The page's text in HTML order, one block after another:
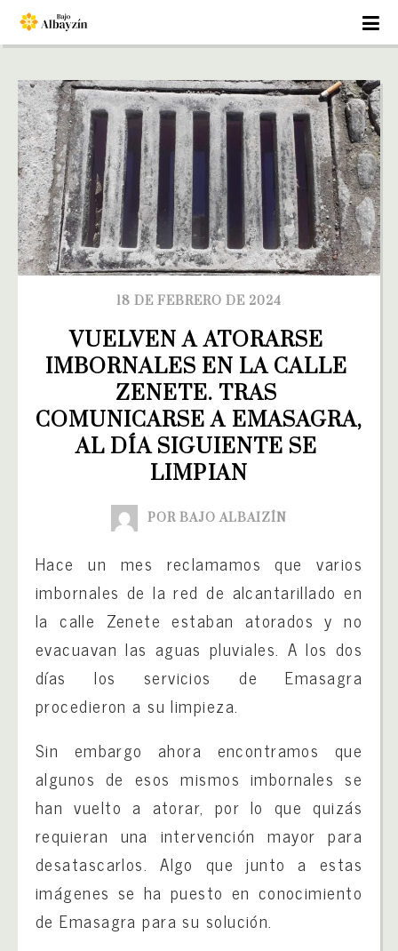
18 DE FEBRERO DE 2024
VUELVEN A ATORARSE
IMBORNALES EN LA CALLE
ZENETE. TRAS
COMUNICARSE A EMASAGRA,
AL DÍA SIGUIENTE SE
LIMPIAN
POR BAJO ALBAIZÍN
Hace un mes reclamamos que varios
imbornales de la red de alcantarillado en
la calle Zenete estaban atorados y no
evacuavan las aguas pluviales. A los dos
días los servicios de Emasagra
procedieron a su limpieza.
Sin embargo ahora encontramos que
algunos de esos mismos imbornales se
han vuelto a atorar, por lo que quizás
requieran una intervención mayor para
desatascarlos. Algo que junto a estas
imágenes se ha puesto en conocimiento
de Emasagra para su solución.